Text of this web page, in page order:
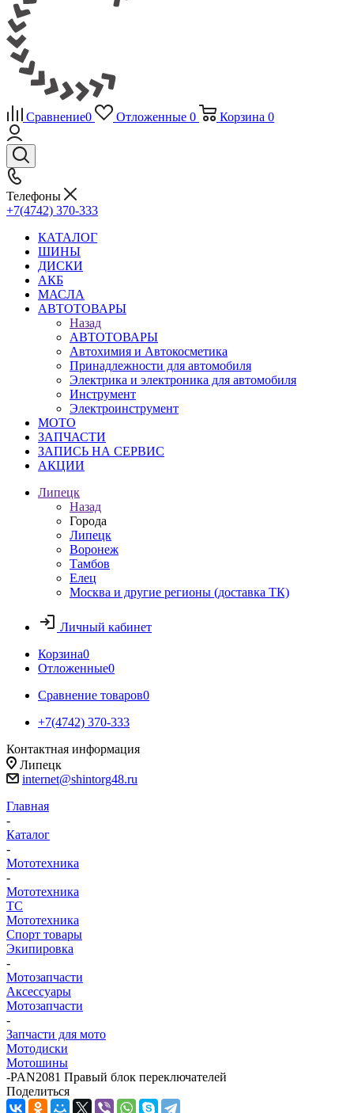
Сравнение0 Отложенные 0 Корзина 0
Телефоны
+7(4742) 370-333
КАТАЛОГ
ШИНЫ
ДИСКИ
АКБ
МАСЛА
АВТОТОВАРЫ
Назад
АВТОТОВАРЫ
Автохимия и Автокосметика
Принадлежности для автомобиля
Электрика и электроника для автомобиля
Инструмент
Электроинструмент
МОТО
ЗАПЧАСТИ
ЗАПИСЬ НА СЕРВИС
АКЦИИ
Липецк
Назад
Города
Липецк
Воронеж
Тамбов
Елец
Москва и другие регионы (доставка ТК)
Личный кабинет
Корзина0
Отложенные0
Сравнение товаров0
+7(4742) 370-333
Контактная информация
Липецк
internet@shintorg48.ru
Главная
-
Каталог
-
Мототехника
-
Мототехника
ТС
Мототехника
Спорт товары
Экипировка
-
Мотозапчасти
Аксессуары
Мотозапчасти
-
Запчасти для мото
Мотодиски
Мотошины
-PAN2081 Правый блок переключателей
Поделиться